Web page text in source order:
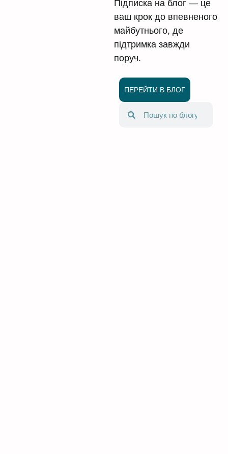
Підписка на блог — це
ваш крок до впевненого
майбутнього, де
підтримка завжди
поруч.
ПЕРЕЙТИ В БЛОГ